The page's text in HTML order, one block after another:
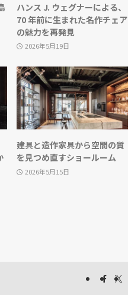
ハンス J. ウェグナーによる、
70 年前に生まれた名作チェア
の魅力を再発見
2026年5月19日
建具と造作家具から空間の質
を見つめ直すショールーム
2026年5月15日